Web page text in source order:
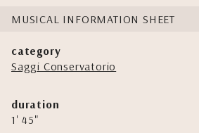
MUSICAL INFORMATION SHEET
category
Saggi Conservatorio
duration
1' 45"